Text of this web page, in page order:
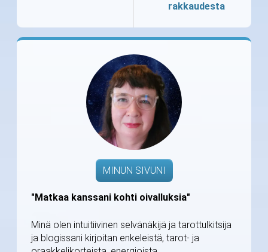
rakkaudesta
MINUN SIVUNI
"Matkaa kanssani kohti oivalluksia"
Minä olen intuitiivinen selvänäkijä ja tarottulkitsija
ja blogissani kirjoitan enkeleistä, tarot- ja